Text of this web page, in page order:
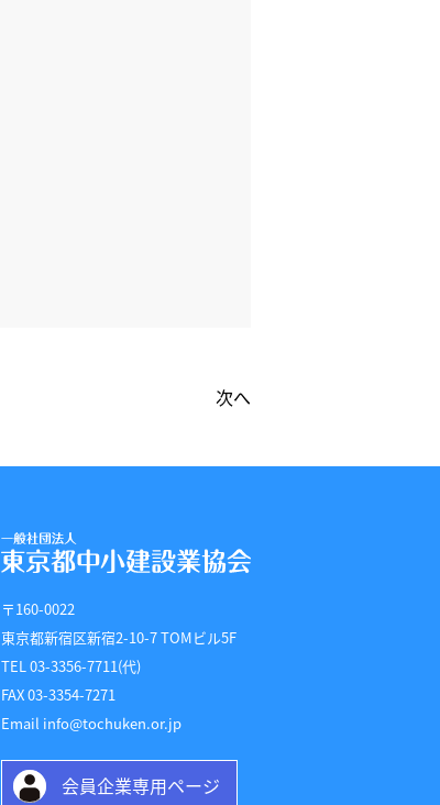
次へ
〒160-0022
東京都新宿区新宿2-10-7 TOMビル5F
TEL 03-3356-7711(代)
FAX 03-3354-7271
Email info@tochuken.or.jp
会員企業専用ページ